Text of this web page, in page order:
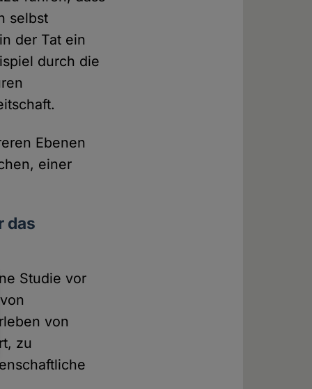
selbst
der Tat ein
durch die
Ebenen
einer
das
Studie vor
von
zu